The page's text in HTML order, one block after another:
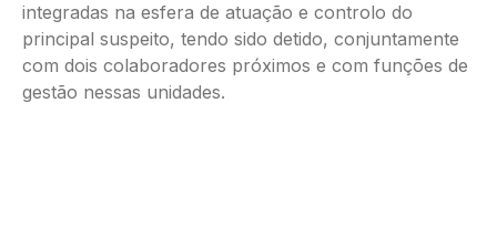
integradas na esfera de atuação e controlo do
principal suspeito, tendo sido detido, conjuntamente
com dois colaboradores próximos e com funções de
gestão nessas unidades.